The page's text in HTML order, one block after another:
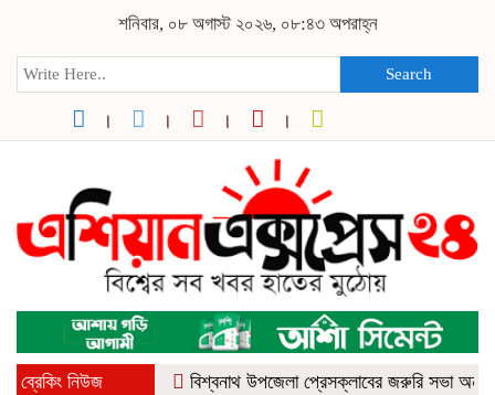
শনিবার, ০৮ অগাস্ট ২০২৬, ০৮:৪৩ অপরাহ্ন
Search
ব্রেকিং নিউজ বিশ্বনাথ উপজেলা প্রেসক্লাবের জরুরি সভা অনুষ্ঠিত